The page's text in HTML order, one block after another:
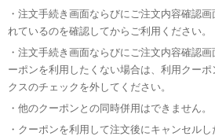
・注文手続き画面ならびにご注文内容確認
れているのを確認してからご利用ください。
・注文手続き画面ならびにご注文内容確認
ーポンを利用したくない場合は、利用クー
クスのチェックを外してください。
・他のクーポンとの同時併用はできません。
・クーポンを利用して注文後にキャンセル